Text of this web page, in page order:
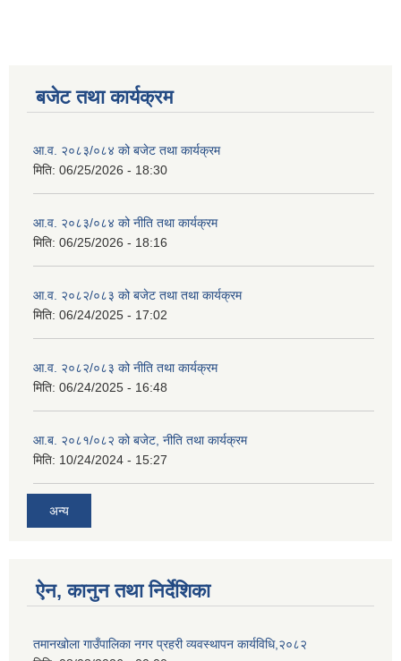
बजेट तथा कार्यक्रम
आ.व. २०८३/०८४ को बजेट तथा कार्यक्रम
मिति: 06/25/2026 - 18:30
आ.व. २०८३/०८४ को नीति तथा कार्यक्रम
मिति: 06/25/2026 - 18:16
आ.व. २०८२/०८३ को बजेट तथा तथा कार्यक्रम
मिति: 06/24/2025 - 17:02
आ.व. २०८२/०८३ को नीति तथा कार्यक्रम
मिति: 06/24/2025 - 16:48
आ.ब. २०८१/०८२ को बजेट, नीति तथा कार्यक्रम
मिति: 10/24/2024 - 15:27
अन्य
ऐन, कानुन तथा निर्देशिका
तमानखोला गाउँपालिका नगर प्रहरी व्यवस्थापन कार्यविधि,२०८२